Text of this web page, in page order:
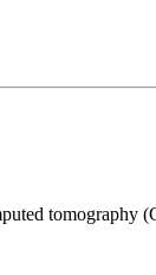
tomography